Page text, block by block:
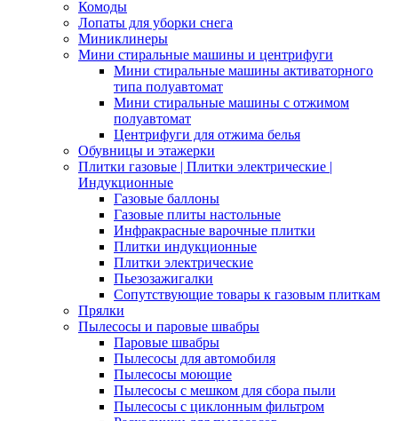
Комоды
Лопаты для уборки снега
Миниклинеры
Мини стиральные машины и центрифуги
Мини стиральные машины активаторного
типа полуавтомат
Мини стиральные машины с отжимом
полуавтомат
Центрифуги для отжима белья
Обувницы и этажерки
Плитки газовые | Плитки электрические |
Индукционные
Газовые баллоны
Газовые плиты настольные
Инфракрасные варочные плитки
Плитки индукционные
Плитки электрические
Пьезозажигалки
Сопутствующие товары к газовым плиткам
Прялки
Пылесосы и паровые швабры
Паровые швабры
Пылесосы для автомобиля
Пылесосы моющие
Пылесосы с мешком для сбора пыли
Пылесосы с циклонным фильтром